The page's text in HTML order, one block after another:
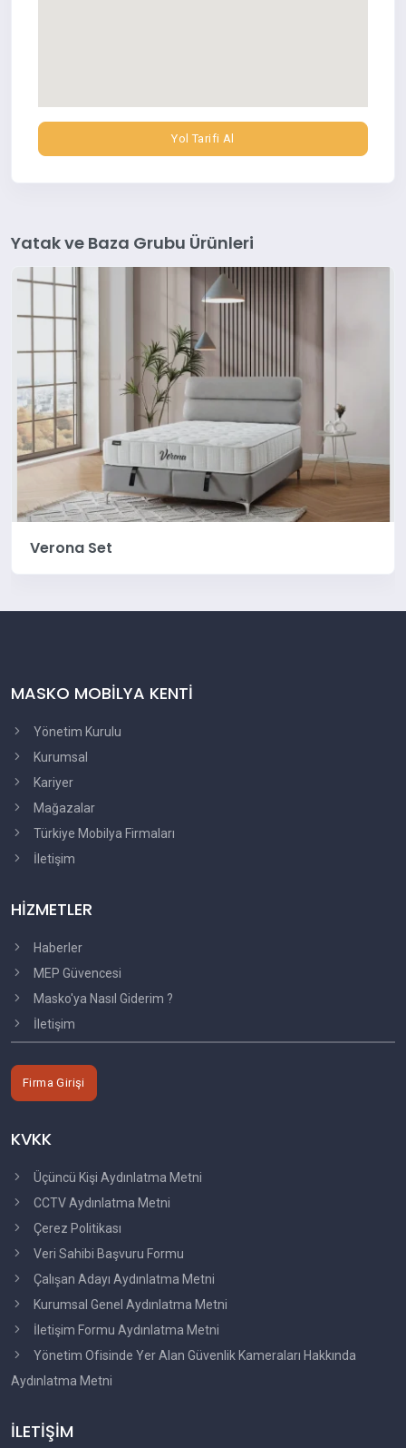
Yol Tarifi Al
Yatak ve Baza Grubu Ürünleri
Verona Set
MASKO MOBİLYA KENTİ
Yönetim Kurulu
Kurumsal
Kariyer
Mağazalar
Türkiye Mobilya Firmaları
İletişim
HİZMETLER
Haberler
MEP Güvencesi
Masko'ya Nasıl Giderim ?
İletişim
Firma Girişi
KVKK
Üçüncü Kişi Aydınlatma Metni
CCTV Aydınlatma Metni
Çerez Politikası
Veri Sahibi Başvuru Formu
Çalışan Adayı Aydınlatma Metni
Kurumsal Genel Aydınlatma Metni
İletişim Formu Aydınlatma Metni
Yönetim Ofisinde Yer Alan Güvenlik Kameraları Hakkında
Aydınlatma Metni
İLETİŞİM